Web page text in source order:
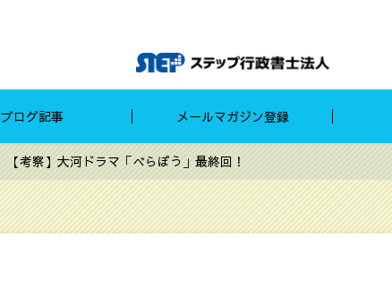
ブログ記事 メールマガジン登録
【考察】大河ドラマ「べらぼう」最終回！‎